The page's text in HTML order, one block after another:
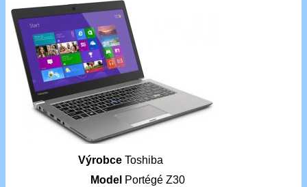
Výrobce Toshiba
Model Portégé Z30